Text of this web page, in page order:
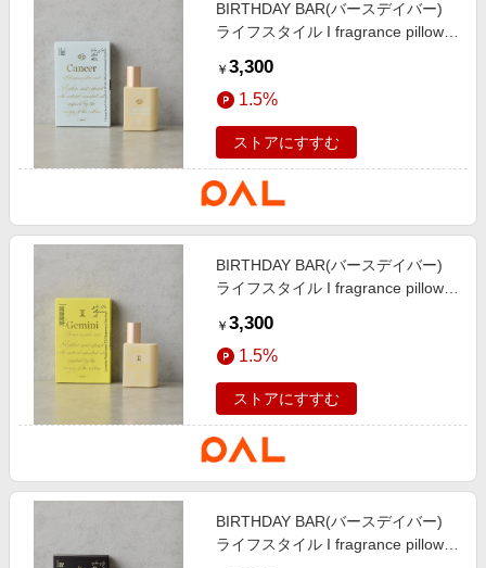
BIRTHDAY BAR(バースデイバー)
ライフスタイル I fragrance pillow
イブルー
￥ 3,300
1.5%
ストアにすすむ
BIRTHDAY BAR(バースデイバー)
ライフスタイル I fragrance pillow
ロー
￥ 3,300
1.5%
ストアにすすむ
BIRTHDAY BAR(バースデイバー)
ライフスタイル I fragrance pillow